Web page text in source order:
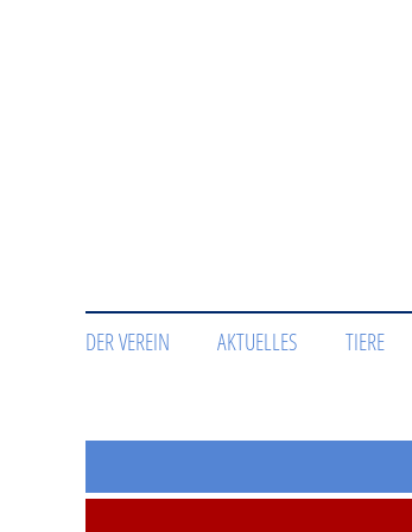
DER VEREIN AKTUELLES TIERE